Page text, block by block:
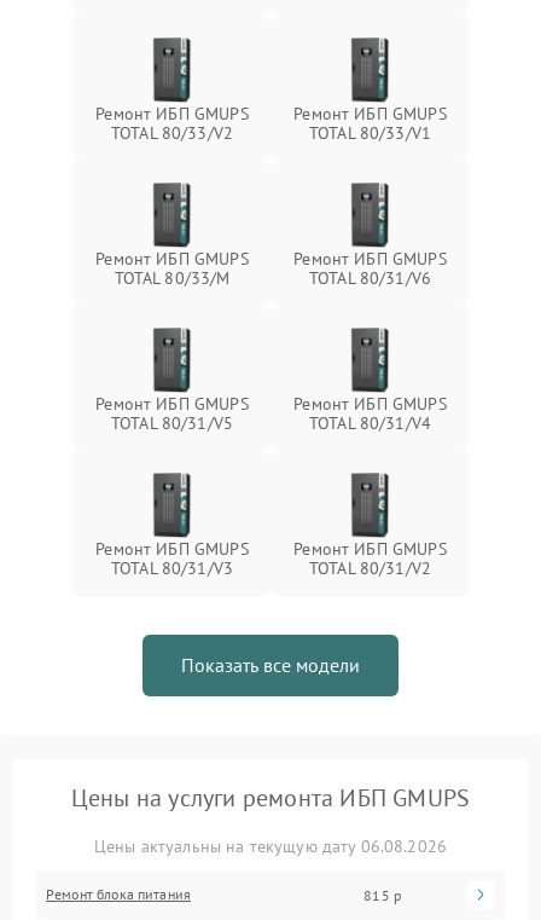
Ремонт ИБП GMUPS
TOTAL 80/33/V2
Ремонт ИБП GMUPS
TOTAL 80/33/V1
Ремонт ИБП GMUPS
TOTAL 80/33/M
Ремонт ИБП GMUPS
TOTAL 80/31/V6
Ремонт ИБП GMUPS
TOTAL 80/31/V5
Ремонт ИБП GMUPS
TOTAL 80/31/V4
Ремонт ИБП GMUPS
TOTAL 80/31/V3
Ремонт ИБП GMUPS
TOTAL 80/31/V2
Показать все модели
Цены на услуги ремонта ИБП GMUPS
Цены актуальны на текущую дату 06.08.2026
Ремонт блока питания 815 р